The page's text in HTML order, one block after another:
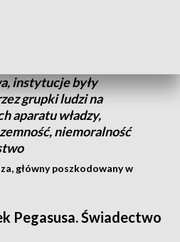
instytucje były
grupki ludzi na
aparatu władzy,
niemoralność
główny poszkodowany w
Pegasusa. Świadectwo